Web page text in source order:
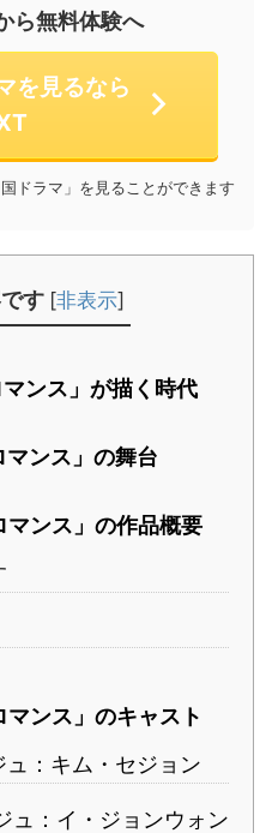
ら無料体験へ
を見るなら
ドラマ」を見ることができます
す [非表示]
ンス」が描く時代
マンス」の舞台
マンス」の作品概要
マンス」のキャスト
ュ：キム・セジョン
ュ：イ・ジョンウォン